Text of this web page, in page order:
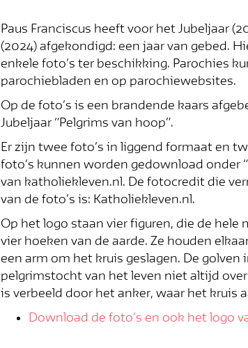
Paus Franciscus heeft voor het Jubeljaar
(2024) afgekondigd: een jaar van gebed.
enkele foto’s ter beschikking. Parochies
parochiebladen en op parochiewebsites.
Op de foto’s is een brandende kaars
Jubeljaar “Pelgrims van hoop”.
Er zijn twee foto’s in liggend formaat en
foto’s kunnen worden gedownload onder
van katholiekleven.nl. De fotocredit die
van de foto’s is: Katholiekleven.nl.
Op het logo staan vier figuren, die de hele
vier hoeken van de aarde. Ze houden
een arm om het kruis geslagen. De golven
pelgrimstocht van het leven niet altijd
is verbeeld door het anker, waar het kruis
Download de foto’s en ook het logo
Blijf